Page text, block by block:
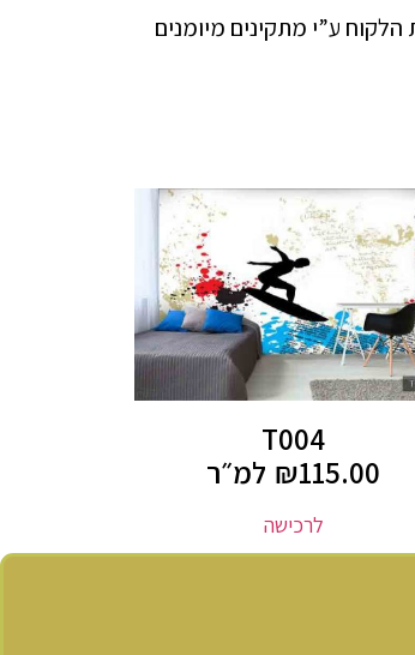
ע”י מתקינים מיומנים
T004
₪115.00 למ״ר
לרכישה